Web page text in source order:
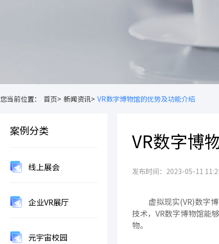
您当前位置： 首页> 新闻资讯> VR数字博物馆的优势及功能介绍
案例分类
线上展会
企业VR展厅
元宇宙校园
VR数字博
发布时间：2023-05-11
虚拟现实(VR)数字
技术，VR数字博物馆能
物。